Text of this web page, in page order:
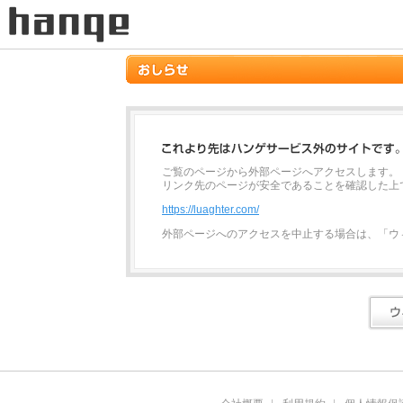
ご覧のページから外部ページへアクセスします。
リンク先のページが安全であることを確認した
https://luaghter.com/
外部ページへのアクセスを中止する場合は、「